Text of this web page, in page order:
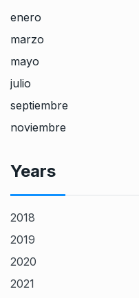
enero
marzo
mayo
julio
septiembre
noviembre
Years
2018
2019
2020
2021